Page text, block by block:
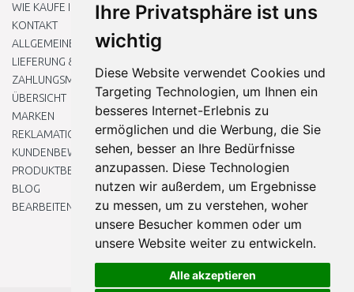
Ihre Privatsphäre ist uns
wichtig
Diese Website verwendet Cookies und
Targeting Technologien, um Ihnen ein
besseres Internet-Erlebnis zu
ermöglichen und die Werbung, die Sie
sehen, besser an Ihre Bedürfnisse
anzupassen. Diese Technologien
nutzen wir außerdem, um Ergebnisse
zu messen, um zu verstehen, woher
unsere Besucher kommen oder um
unsere Website weiter zu entwickeln.
Alle akzeptieren
WIE KAUFE ICH EIN?
KONTAKT
ALLGEMEINEN GESCHÄFTSBEDINGUNGEN
LIEFERUNG & ZAHLUNG
ZAHLUNGSMETHODEN
ÜBERSICHT
MARKEN
REKLAMATIONEN UND RETOUREN
KUNDENBEWERTUNG
PRODUKTBEWERTUNG
BLOG
BEARBEITEN SIE MEINE COOKIE-EINSTELLUNGEN